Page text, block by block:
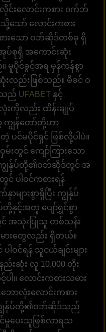
င်းလောင်းကစား ၀က်ဘ်
သို့သော် လောင်းကစား
စားသော ဝဘ်ဆိုဒ်တစ်ခု ရှိ
စုရှိ အကောင်းဆုံး
မူပိုင်ခွင့်အရ မှန်ကန်စွာ
လည်းဖြစ်သည်။ မိခင် ဝ
သည် UFABET နှင့်
ကိုလည်း ထိန်းချုပ်
ကျွန်တော်တို့ဟာ
ပင်မပိုင်ရှင် ဖြစ်လို့ပါပဲ။
းတွင် ကျော်ကြားသော
ကျွန်ုပ်တို့၏ဝဘ်ဆိုဒ်တွင် အ
ပါဝင်ကစားရန်
နှာများစွာရှိပြီး ကျွန်ုပ်
င့်အတူ ပျော်ရွှင်စွာ
င် အသုံးပြုသူ တစ်သန်း
မားတွေလည်း ရှိတယ်။
ဝင်ရန် သူငယ်ချင်းများ
ည်းဆုံး လူ 10,000 တိုး
။ လောင်းကစားသမား
ောလုံးလောင်းကစား
ကျွန်ုပ်တို့၏ဝဘ်ဆိုဒ်သည်
မှုပေးသူဖြစ်လာရသ